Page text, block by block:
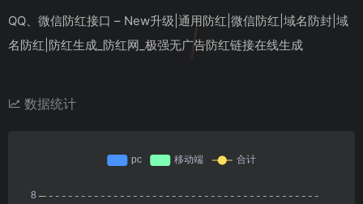
QQ、微信防红接口 – New升级|通用防红|微信防红|域名防封|域
名防红|防红生成_防红网_极强无广告防红链接在线生成
数据统计